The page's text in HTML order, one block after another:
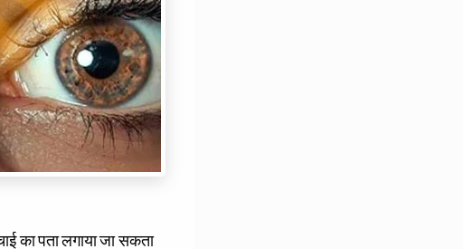
का पता लगाया जा सकता